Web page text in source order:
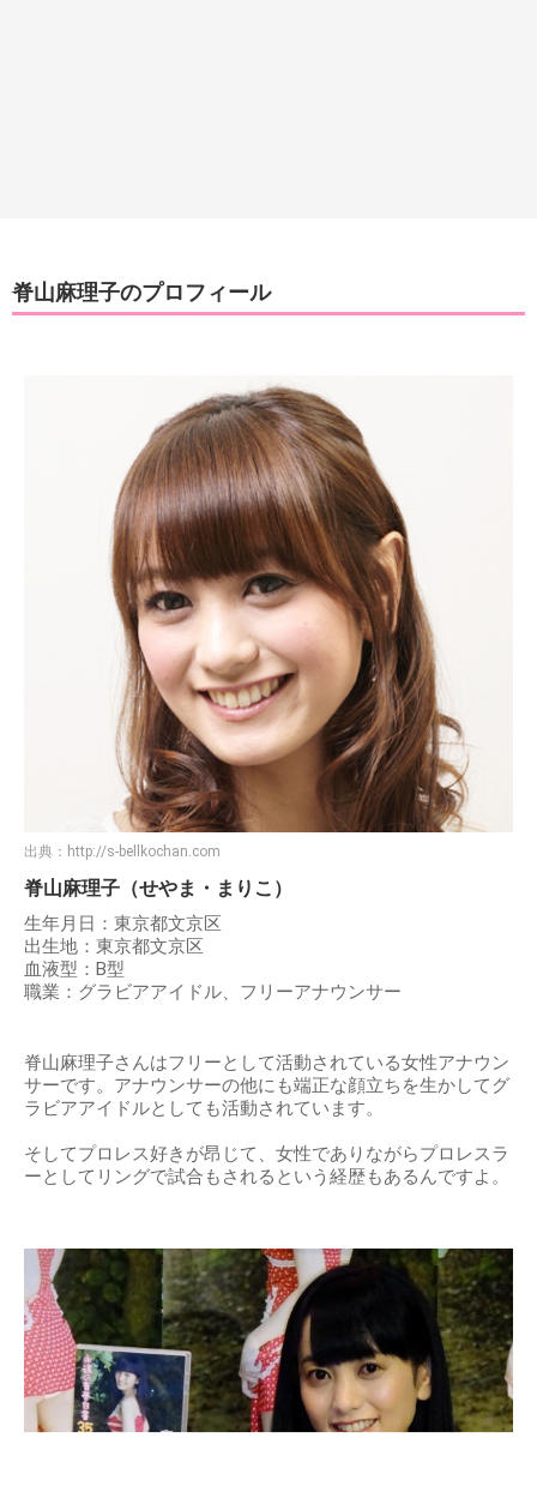
脊山麻理子のプロフィール
出典： http://s-bellkochan.com
脊山麻理子（せやま・まりこ）
生年月日：東京都文京区
出生地：東京都文京区
血液型：B型
職業：グラビアアイドル、フリーアナウンサー
脊山麻理子さんはフリーとして活動されている女性アナウン
サーです。アナウンサーの他にも端正な顔立ちを生かしてグ
ラビアアイドルとしても活動されています。
そしてプロレス好きが昂じて、女性でありながらプロレスラ
ーとしてリングで試合もされるという経歴もあるんですよ。